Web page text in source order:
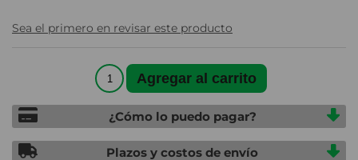
Sea el primero en revisar este producto
¿Cómo lo puedo pagar?
Plazos y costos de envío